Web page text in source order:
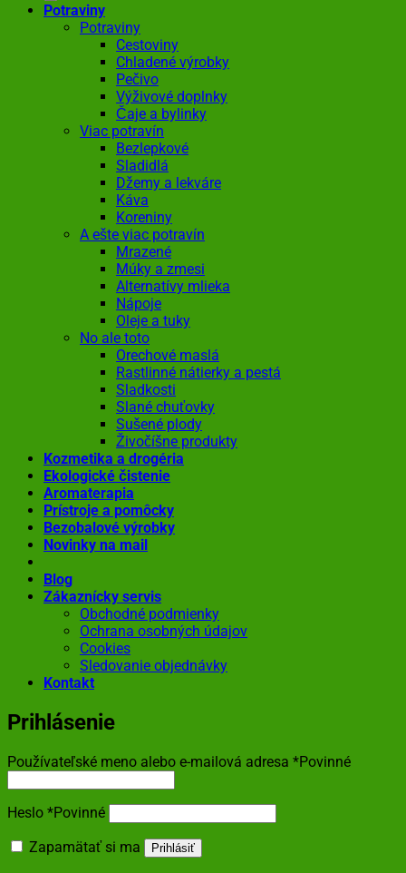
Potraviny
Potraviny
Cestoviny
Chladené výrobky
Pečivo
Výživové doplnky
Čaje a bylinky
Viac potravín
Bezlepkové
Sladidlá
Džemy a lekváre
Káva
Koreniny
A ešte viac potravín
Mrazené
Múky a zmesi
Alternatívy mlieka
Nápoje
Oleje a tuky
No ale toto
Orechové maslá
Rastlinné nátierky a pestá
Sladkosti
Slané chuťovky
Sušené plody
Živočíšne produkty
Kozmetika a drogéria
Ekologické čistenie
Aromaterapia
Prístroje a pomôcky
Bezobalové výrobky
Novinky na mail
Blog
Zákaznícky servis
Obchodné podmienky
Ochrana osobných údajov
Cookies
Sledovanie objednávky
Kontakt
Prihlásenie
Používateľské meno alebo e-mailová adresa *Povinné
Heslo *Povinné
Zapamätať si ma
Prihlásiť